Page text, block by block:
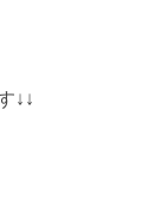
↓↓